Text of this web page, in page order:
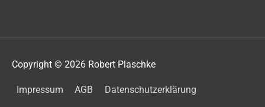
Copyright © 2026 Robert Plaschke
Impressum AGB Datenschutzerklärung